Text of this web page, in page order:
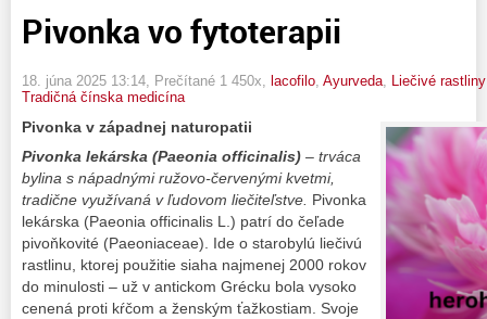
Pivonka vo fytoterapii
18. júna 2025 13:14 , Prečítané 1 450x, lacofilo Ayurveda Liečivé
Tradičná čínska medicína
Pivonka v západnej naturopatii
Pivonka lekárska (Paeonia officinalis) – trváca
bylina s nápadnými ružovo-červenými kvetmi,
tradične využívaná v ľudovom liečiteľstve. Pivonka
lekárska (Paeonia officinalis L.) patrí do čeľade
pivoňkovité (Paeoniaceae). Ide o starobylú liečivú
rastlinu, ktorej použitie siaha najmenej 2000 rokov
do minulosti – už v antickom Grécku bola vysoko
cenená proti kŕčom a ženským ťažkostiam. Svoje